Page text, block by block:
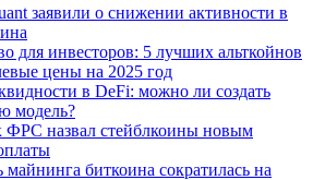
заявили о снижении активности в
для инвесторов: 5 лучших альткойнов
цены на 2025 год
в DeFi: можно ли создать
модель?
ФРС назвал стейблкоины новым
биткоина сократилась на